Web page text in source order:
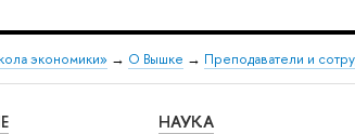
экономики» → О Вышке → Преподаватели и
НАУКА